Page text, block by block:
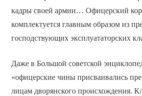
кадры своей армии… Офицерский
комплектуется главным образом из
господствующих эксплуататорских
Даже в Большой советской
«офицерские чины присваивались
лицам дворянского происхождения.